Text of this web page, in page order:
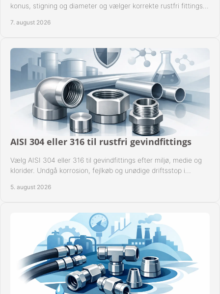
konus, stigning og diameter og vælger korrekte rustfri fittings
7. august 2026
AISI 304 eller 316 til rustfri gevindfittings
Vælg AISI 304 eller 316 til gevindfittings efter miljø, medie og
klorider. Undgå korrosion, fejlkøb og unødige driftsstop i
5. august 2026